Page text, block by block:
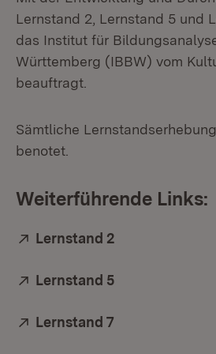
Lernstand 2, Lernstand 5 und
das Institut für
Württemberg (IBBW) vom
beauftragt.
Sämtliche
benotet.
Weiterführende Links:
Extern:
Lernstand 2
Extern:
Lernstand 5
Extern:
Lernstand 7